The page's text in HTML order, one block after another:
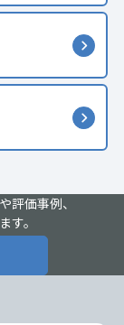
評価事例、
す。